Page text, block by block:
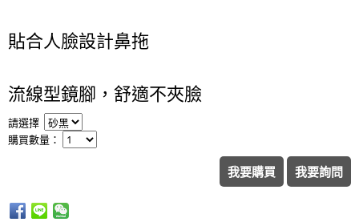
貼合人臉設計鼻拖
流線型鏡腳，舒適不夾臉
請選擇
購買數量：
我要購買 我要詢問